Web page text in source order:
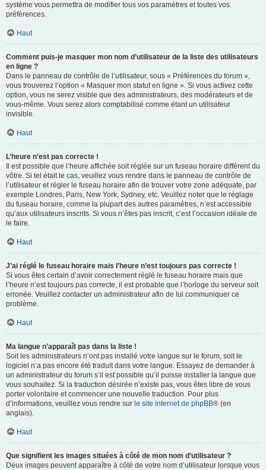
système vous permettra de modifier tous vos paramètres et toutes vos
préférences.
Haut
Comment puis-je masquer mon nom d’utilisateur de la liste des utilisateurs
en ligne ?
Dans le panneau de contrôle de l’utilisateur, sous « Préférences du forum »,
vous trouverez l’option « Masquer mon statut en ligne ». Si vous activez cette
option, vous ne serez visible que des administrateurs, des modérateurs et de
vous-même. Vous serez alors comptabilisé comme étant un utilisateur
invisible.
Haut
L’heure n’est pas correcte !
Il est possible que l’heure affichée soit réglée sur un fuseau horaire différent du
vôtre. Si tel était le cas, veuillez vous rendre dans le panneau de contrôle de
l’utilisateur et régler le fuseau horaire afin de trouver votre zone adéquate, par
exemple Londres, Paris, New York, Sydney, etc. Veuillez noter que le réglage
du fuseau horaire, comme la plupart des autres paramètres, n’est accessible
qu’aux utilisateurs inscrits. Si vous n’êtes pas inscrit, c’est l’occasion idéale de
le faire.
Haut
J’ai réglé le fuseau horaire mais l’heure n’est toujours pas correcte !
Si vous êtes certain d’avoir correctement réglé le fuseau horaire mais que
l’heure n’est toujours pas correcte, il est probable que l’horloge du serveur soit
erronée. Veuillez contacter un administrateur afin de lui communiquer ce
problème.
Haut
Ma langue n’apparaît pas dans la liste !
Soit les administrateurs n’ont pas installé votre langue sur le forum, soit le
logiciel n’a pas encore été traduit dans votre langue. Essayez de demander à
un administrateur du forum s’il est possible qu’il puisse installer la langue que
vous souhaitez. Si la traduction désirée n’existe pas, vous êtes libre de vous
porter volontaire et commencer une nouvelle traduction. Pour plus
d’informations, veuillez vous rendre sur le site internet de phpBB® (en
anglais).
Haut
Que signifient les images situées à côté de mon nom d’utilisateur ?
Deux images peuvent apparaître à côté de votre nom d’utilisateur lorsque vous